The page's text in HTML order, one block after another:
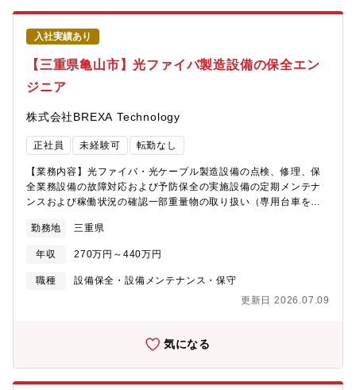
性の高い仕事に携わっている実感を得ていただけます。【機械
系・電気系・その他ツール】・AutoCAD
入社実績あり
【三重県亀山市】光ファイバ製造設備の保全エン
ジニア
株式会社BREXA Technology
正社員 未経験可 転勤なし
【業務内容】光ファイバ・光ケーブル製造設備の点検、修理、保
全業務設備の故障対応および予防保全の実施設備の定期メンテナ
ンスおよび稼働状況の確認一部重量物の取り扱い（専用台車を使
門や関連部署との連携・調整業務安全管理を徹底した設備保全作
業の実施【使用ツール】一般工具、MsOffice【産業】その他【製
品】自社設備【工程】フィールドエンジニア
勤務地 三重県
年収 270万円～440万円
職種
設備保全・設備メンテナンス・保守
更新日 2026.07.09
気になる